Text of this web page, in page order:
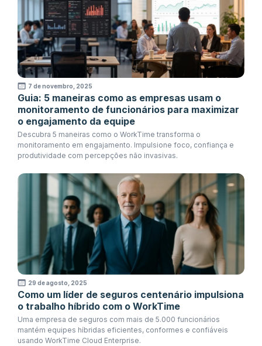
7 de novembro, 2025
Guia: 5 maneiras como as empresas usam o
monitoramento de funcionários para maximizar
o engajamento da equipe
Descubra 5 maneiras como o WorkTime transforma o
monitoramento em engajamento. Impulsione foco, confiança e
produtividade com percepções não invasivas.
29 de agosto, 2025
Como um líder de seguros centenário impulsiona
o trabalho híbrido com o WorkTime
Uma empresa de seguros com mais de 5.000 funcionários
mantém equipes híbridas eficientes, conformes e confiáveis
usando WorkTime Cloud Enterprise.